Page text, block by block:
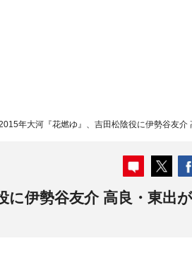
年大河『花燃ゆ』、吉田松陰役に伊勢谷友介
に伊勢谷友介 高良・東出が